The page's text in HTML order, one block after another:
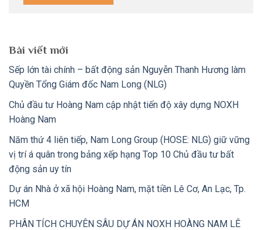
Bài viết mới
Sếp lớn tài chính – bất động sản Nguyễn Thanh Hương làm
Quyền Tổng Giám đốc Nam Long (NLG)
Chủ đầu tư Hoàng Nam cập nhật tiến độ xây dựng NOXH
Hoàng Nam
Năm thứ 4 liên tiếp, Nam Long Group (HOSE: NLG) giữ vững
vị trí á quân trong bảng xếp hạng Top 10 Chủ đầu tư bất
động sản uy tín
Dự án Nhà ở xã hội Hoàng Nam, mặt tiền Lê Cơ, An Lạc, Tp.
HCM
PHÂN TÍCH CHUYÊN SÂU DỰ ÁN NOXH HOÀNG NAM LÊ